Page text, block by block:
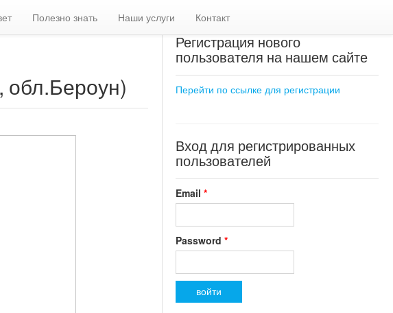
Полезно знать Наши услуги Контакт
Регистрация нового
пользователя на нашем сайте
Перейти по ссылке для регистрации
Вход для регистрированных
пользователей
Email *
Password *